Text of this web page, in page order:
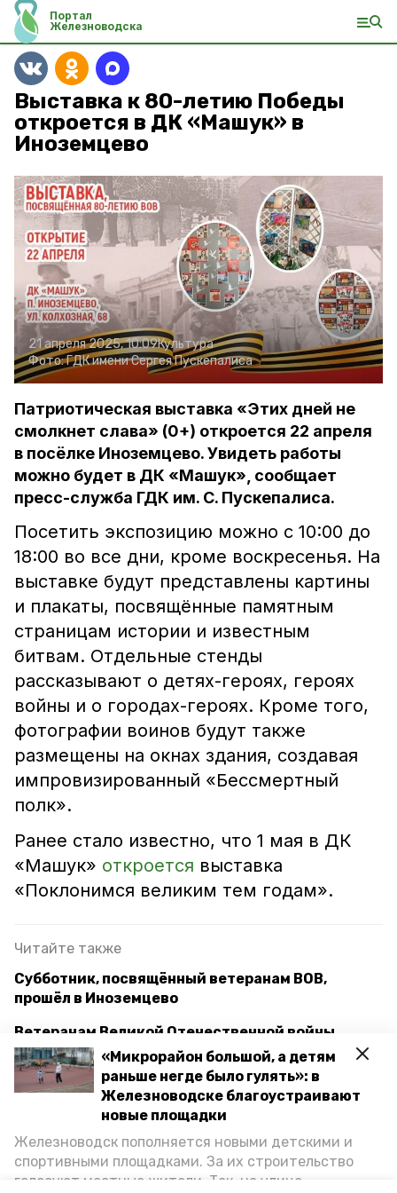
«Микрорайон большой, а детям
раньше негде было гулять»: в
Железноводске благоустраивают
новые площадки
Железноводск пополняется новыми детскими и
спортивными площадками. За их строительство
голосуют местные жители. Так, на улице
Портал
Железноводска
Выставка к 80-летию Победы
откроется в ДК «Машук» в
Иноземцево
21 апреля 2025, 10:09Культура
Фото:ГДК имени Сергея Пускепалиса
Патриотическая выставка «Этих дней не
смолкнет слава» (0+) откроется 22 апреля
в посёлке Иноземцево. Увидеть работы
можно будет в ДК «Машук», сообщает
пресс-служба ГДК им. С. Пускепалиса.
Посетить экспозицию можно с 10:00 до
18:00 во все дни, кроме воскресенья. На
выставке будут представлены картины
и плакаты, посвящённые памятным
страницам истории и известным
битвам. Отдельные стенды
рассказывают о детях-героях, героях
войны и о городах-героях. Кроме того,
фотографии воинов будут также
размещены на окнах здания, создавая
импровизированный «Бессмертный
полк».
Ранее стало известно, что 1 мая в ДК
«Машук» откроется выставка
«Поклонимся великим тем годам».
Читайте также
Субботник, посвящённый ветеранам ВОВ,
прошёл в Иноземцево
Ветеранам Великой Отечественной войны
вручили медали в Железноводске
Губернатор Владимиров напомнил
ставропольцам о канале «80 лет Великой